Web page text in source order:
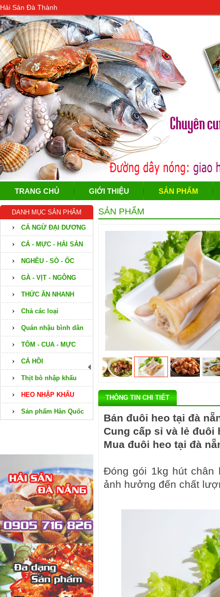
Hải Sản Đà Thành
TRANG CHỦ GIỚI THIỆU SẢN PHẨM
DANH MỤC SẢN PHẨM
CÁ NGỪ ĐẠI DƯƠNG
CÁ - MỰC - HẢI SẢN
NGHÊU - SÒ - ỐC
GÀ - VỊT - NGỖNG
THỨC ĂN NHANH
Chả các loại
Quán nhậu bình dân
TÔM - CUA - MỰC
CÁ HỒI
Thịt bò nhập khẩu
HEO NHẬP KHẨU
Sản phẩm Hàn Quốc
SẢN PHẨM
THÔNG TIN CHI TIẾT
Bán đuôi heo tại đà
Cung cấp sỉ và lẻ đuôi
Mua đuôi heo tại đà
Đóng gói 1kg hút chân
ảnh hưởng đến chất